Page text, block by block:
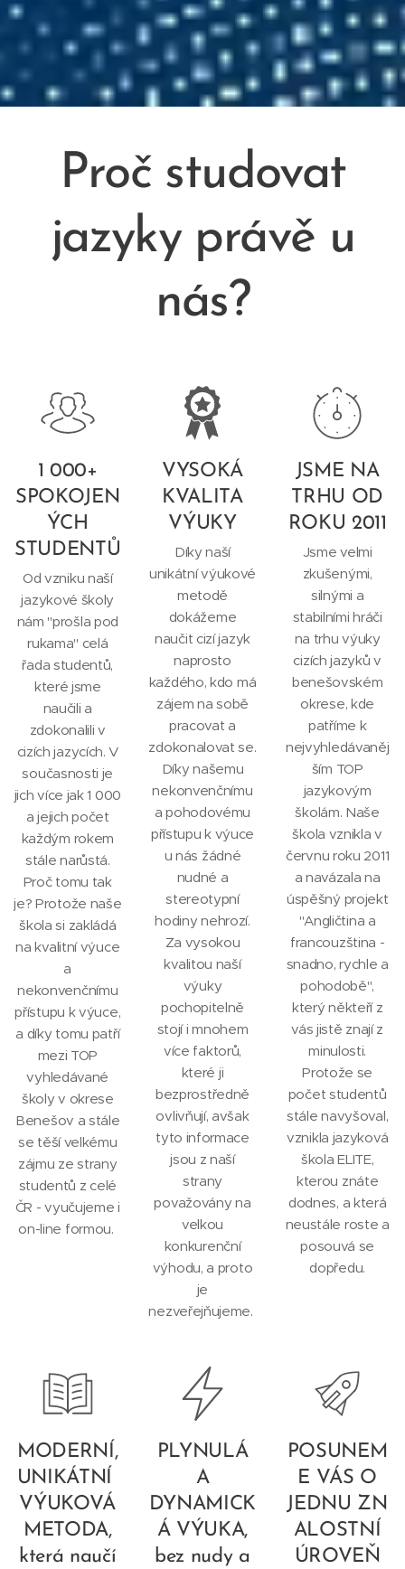
Proč studovat
jazyky právě u
nás?
1 000+
SPOKOJEN
ÝCH
STUDENTŮ
Od vzniku naší
jazykové školy
nám "prošla pod
rukama" celá
řada studentů,
které jsme
naučili a
zdokonalili v
cizích jazycích. V
současnosti je
jich více jak 1 000
a jejich počet
každým rokem
stále narůstá.
Proč tomu tak
je? Protože naše
škola si zakládá
na kvalitní výuce
a
nekonvenčnímu
přístupu k výuce,
a díky tomu patří
mezi TOP
vyhledávané
školy v okrese
Benešov a stále
se těší velkému
zájmu ze strany
studentů z celé
ČR - vyučujeme i
on-line formou.
VYSOKÁ
KVALITA
VÝUKY
Díky naší
unikátní výukové
metodě
dokážeme
naučit cizí jazyk
naprosto
každého, kdo má
zájem na sobě
pracovat a
zdokonalovat se.
Díky našemu
nekonvenčnímu
a pohodovému
přístupu k výuce
u nás žádné
nudné a
stereotypní
hodiny nehrozí.
Za vysokou
kvalitou naší
výuky
pochopitelně
stojí i mnohem
více faktorů,
které ji
bezprostředně
ovlivňují, avšak
tyto informace
jsou z naší
strany
považovány na
velkou
konkurenční
výhodu, a proto
je
nezveřejňujeme.
JSME NA
TRHU OD
ROKU 2011
Jsme velmi
zkušenými,
silnými a
stabilními hráči
na trhu výuky
cizích jazyků v
benešovském
okrese, kde
patříme k
nejvyhledávaněj
ším TOP
jazykovým
školám. Naše
škola vznikla v
červnu roku 2011
a navázala na
úspěšný projekt
"Angličtina a
francouzština -
snadno, rychle a
pohodobě",
který někteří z
vás jistě znají z
minulosti.
Protože se
počet studentů
stále navyšoval,
vznikla jazyková
škola ELITE,
kterou znáte
dodnes, a která
neustále roste a
posouvá se
dopředu.
MODERNÍ,
UNIKÁTNÍ
VÝUKOVÁ
METODA,
která naučí
PLYNULÁ
A
DYNAMICK
Á VÝUKA,
bez nudy a
POSUNEM
E VÁS O
JEDNU ZN
ALOSTNÍ
ÚROVEŇ